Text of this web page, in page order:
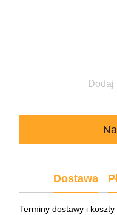
Dodaj
Dostawa
Terminy dostawy i